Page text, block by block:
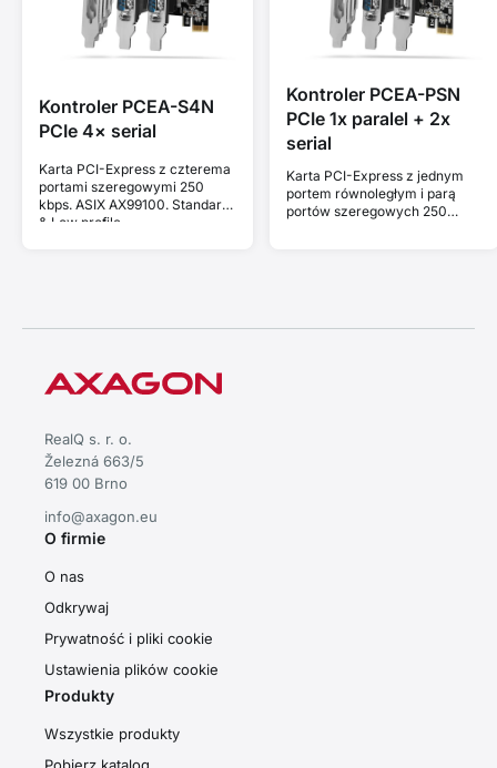
Kontroler PCEA-S4N
PCIe 4× serial
Karta PCI-Express z czterema
portami szeregowymi 250
kbps. ASIX AX99100. Standard
& Low profile.
Kontroler PCEA-PSN
PCIe 1x paralel + 2x
serial
Karta PCI-Express z jednym
portem równoległym i parą
portów szeregowych 250
RealQ s. r. o.
Železná 663/5
619 00 Brno
info@axagon.eu
O firmie
O nas
Odkrywaj
Prywatność i pliki cookie
Ustawienia plików cookie
Produkty
Wszystkie produkty
Pobierz katalog